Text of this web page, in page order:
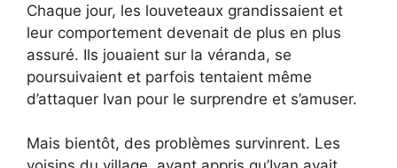
Chaque jour, les louveteaux grandissaient et
leur comportement devenait de plus en plus
assuré. Ils jouaient sur la véranda, se
poursuivaient et parfois tentaient même
d’attaquer Ivan pour le surprendre et s’amuser.
Mais bientôt, des problèmes survinrent. Les